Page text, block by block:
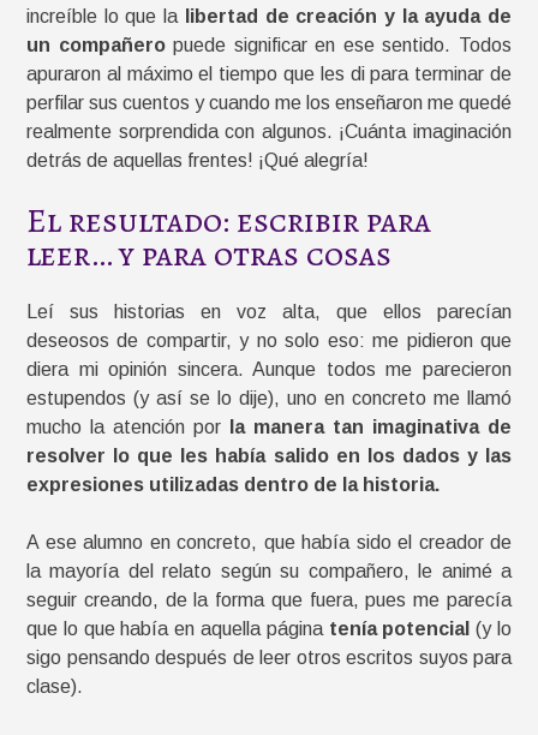
increíble lo que la
libertad de creación y la ayuda de
un compañeropuede significar en ese sentido. Todos
apuraron al máximo el tiempo que les di para terminar de
perfilar sus cuentos y cuando me los enseñaron me quedé
realmente sorprendida con algunos. ¡Cuánta imaginación
detrás de aquellas frentes! ¡Qué alegría!
El resultado: escribir para
leer… y para otras cosas
Leí sus historias en voz alta, que ellos parecían
deseosos de compartir, y no solo eso: me pidieron que
diera mi opinión sincera. Aunque todos me parecieron
estupendos (y así se lo dije), uno en concreto me llamó
mucho la atención por la manera tan imaginativa de
resolver lo que les había salido en los dados y las
expresiones utilizadas dentro de la historia.
A ese alumno en concreto, que había sido el creador de
la mayoría del relato según su compañero, le animé a
seguir creando, de la forma que fuera, pues me parecía
que lo que había en aquella página tenía potencial (y lo
sigo pensando después de leer otros escritos suyos para
clase).